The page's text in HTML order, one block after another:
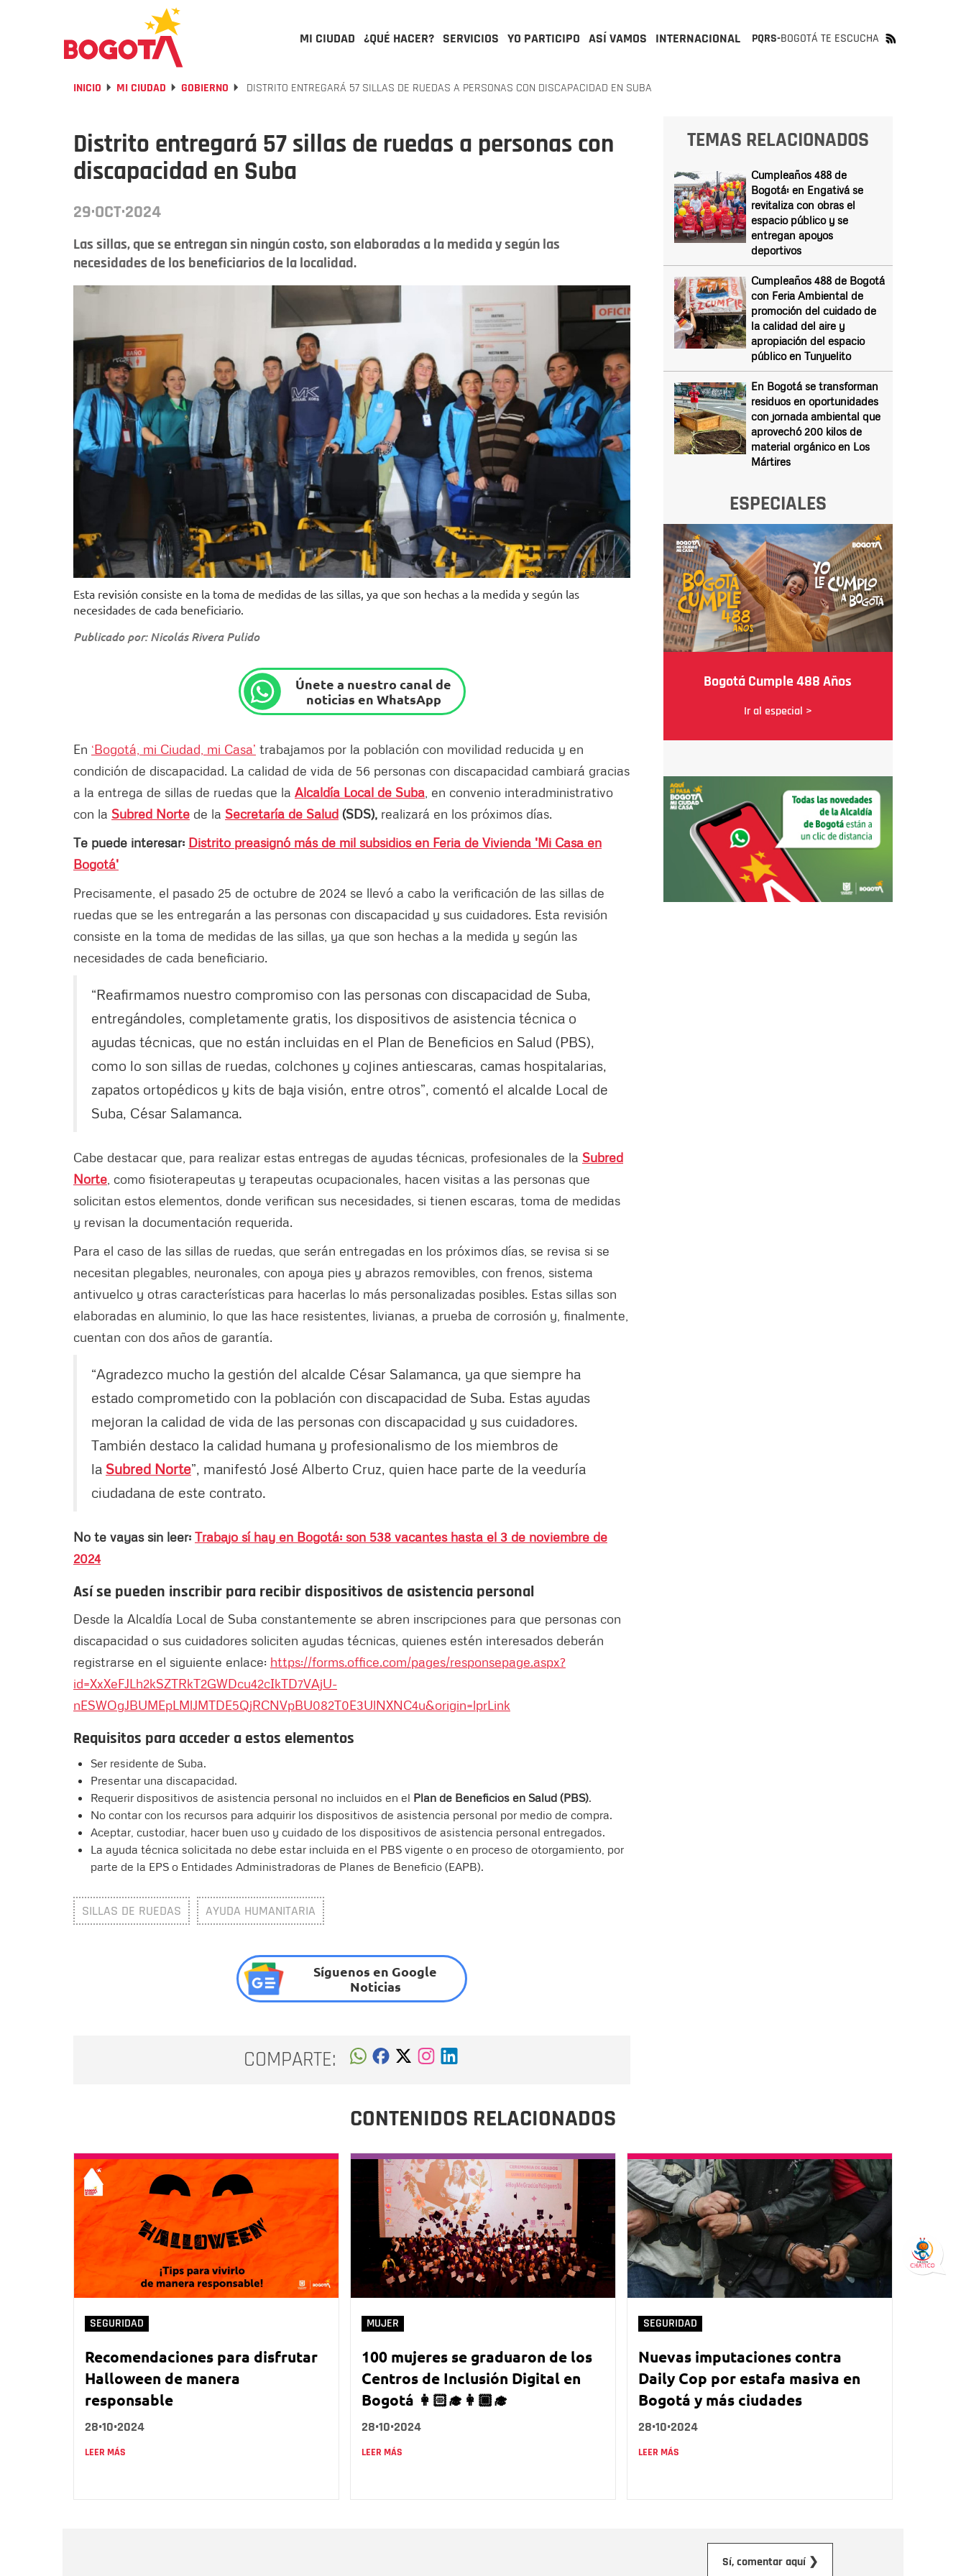
MI CIUDAD ¿QUÉ HACER? SERVICIOS YO PARTICIPO ASÍ VAMOS INTERNACIONAL PQRS-BOGOTÁ TE ESCUCHA
INICIO MI CIUDAD GOBIERNO DISTRITO ENTREGARÁ 57 SILLAS DE RUEDAS A PERSONAS CON DISCAPACIDAD EN SUBA
Distrito entregará 57 sillas de ruedas a personas con
discapacidad en Suba
29·OCT·2024
Las sillas, que se entregan sin ningún costo, son elaboradas a la medida y según las
necesidades de los beneficiarios de la localidad.
Foto:Alcaldía Local de Suba
Esta revisión consiste en la toma de medidas de las sillas, ya que son hechas a la medida y según las
necesidades de cada beneficiario.
Publicado por: Nicolás Rivera Pulido
Únete a nuestro canal de
noticias en WhatsApp
En ‘Bogotá, mi Ciudad, mi Casa’ trabajamos por la población con movilidad reducida y en
condición de discapacidad. La calidad de vida de 56 personas con discapacidad cambiará gracias
a la entrega de sillas de ruedas que la Alcaldía Local de Suba , en convenio interadministrativo
con la Subred Norte de la Secretaría de Salud (SDS), realizará en los próximos días.
Te puede interesar: Distrito preasignó más de mil subsidios en Feria de Vivienda 'Mi Casa en
Bogotá'
Precisamente, el pasado 25 de octubre de 2024 se llevó a cabo la verificación de las sillas de
ruedas que se les entregarán a las personas con discapacidad y sus cuidadores. Esta revisión
consiste en la toma de medidas de las sillas, ya que son hechas a la medida y según las
necesidades de cada beneficiario.
“Reafirmamos nuestro compromiso con las personas con discapacidad de Suba,
entregándoles, completamente gratis, los dispositivos de asistencia técnica o
ayudas técnicas, que no están incluidas en el Plan de Beneficios en Salud (PBS),
como lo son sillas de ruedas, colchones y cojines antiescaras, camas hospitalarias,
zapatos ortopédicos y kits de baja visión, entre otros”, comentó el alcalde Local de
Suba, César Salamanca.
Cabe destacar que, para realizar estas entregas de ayudas técnicas, profesionales de la Subred
Norte , como fisioterapeutas y terapeutas ocupacionales, hacen visitas a las personas que
solicitan estos elementos, donde verifican sus necesidades, si tienen escaras, toma de medidas
y revisan la documentación requerida.
Para el caso de las sillas de ruedas, que serán entregadas en los próximos días, se revisa si se
necesitan plegables, neuronales, con apoya pies y abrazos removibles, con frenos, sistema
antivuelco y otras características para hacerlas lo más personalizadas posibles. Estas sillas son
elaboradas en aluminio, lo que las hace resistentes, livianas, a prueba de corrosión y, finalmente,
cuentan con dos años de garantía.
“Agradezco mucho la gestión del alcalde César Salamanca, ya que siempre ha
estado comprometido con la población con discapacidad de Suba. Estas ayudas
mejoran la calidad de vida de las personas con discapacidad y sus cuidadores.
También destaco la calidad humana y profesionalismo de los miembros de
la Subred Norte”, manifestó José Alberto Cruz, quien hace parte de la veeduría
ciudadana de este contrato.
No te vayas sin leer: Trabajo sí hay en Bogotá: son 538 vacantes hasta el 3 de noviembre de
2024
Así se pueden inscribir para recibir dispositivos de asistencia personal
Desde la Alcaldía Local de Suba constantemente se abren inscripciones para que personas con
discapacidad o sus cuidadores soliciten ayudas técnicas, quienes estén interesados deberán
registrarse en el siguiente enlace: https://forms.office.com/pages/responsepage.aspx?
id=XxXeFJLh2kSZTRkT2GWDcu42cIkTD7VAjU-
nESWOgJBUMEpLMlJMTDE5QjRCNVpBU082T0E3UlNXNC4u&origin=lprLink
Requisitos para acceder a estos elementos
Ser residente de Suba.
Presentar una discapacidad.
Requerir dispositivos de asistencia personal no incluidos en el Plan de Beneficios en Salud (PBS).
No contar con los recursos para adquirir los dispositivos de asistencia personal por medio de compra.
Aceptar, custodiar, hacer buen uso y cuidado de los dispositivos de asistencia personal entregados.
La ayuda técnica solicitada no debe estar incluida en el PBS vigente o en proceso de otorgamiento, por
parte de la EPS o Entidades Administradoras de Planes de Beneficio (EAPB).
SILLAS DE RUEDAS AYUDA HUMANITARIA
Síguenos en Google
Noticias
COMPARTE:
TEMAS RELACIONADOS
Cumpleaños 488 de
Bogotá: en Engativá se
revitaliza con obras el
espacio público y se
entregan apoyos
deportivos
Cumpleaños 488 de Bogotá
con Feria Ambiental de
promoción del cuidado de
la calidad del aire y
apropiación del espacio
público en Tunjuelito
En Bogotá se transforman
residuos en oportunidades
con jornada ambiental que
aprovechó 200 kilos de
material orgánico en Los
Mártires
ESPECIALES
Bogotá Cumple 488 Años
Ir al especial >
CONTENIDOS RELACIONADOS
SEGURIDAD
Recomendaciones para disfrutar
Halloween de manera
responsable
28•10•2024
LEER MÁS
MUJER
100 mujeres se graduaron de los
Centros de Inclusión Digital en
Bogotá 👩🏻‍🎓👩🏾‍🎓
28•10•2024
LEER MÁS
SEGURIDAD
Nuevas imputaciones contra
Daily Cop por estafa masiva en
Bogotá y más ciudades
28•10•2024
LEER MÁS
Sí, comentar aquí ❯